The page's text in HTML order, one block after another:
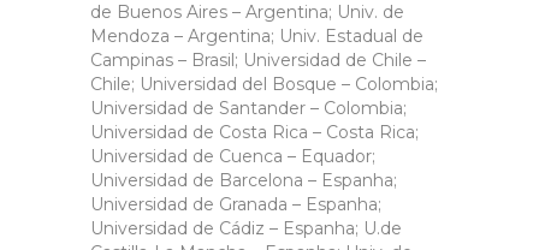
de Buenos Aires – Argentina; Univ. de
Mendoza – Argentina; Univ. Estadual de
Campinas – Brasil; Universidad de Chile –
Chile; Universidad del Bosque – Colombia;
Universidad de Santander – Colombia;
Universidad de Costa Rica – Costa Rica;
Universidad de Cuenca – Equador;
Universidad de Barcelona – Espanha;
Universidad de Granada – Espanha;
Universidad de Cádiz – Espanha; U.de